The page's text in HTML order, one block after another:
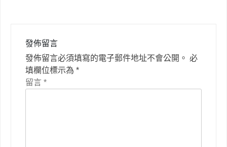
發佈留言
發佈留言必須填寫的電子郵件地址不會公開。 必
填欄位標示為 *
留言 *